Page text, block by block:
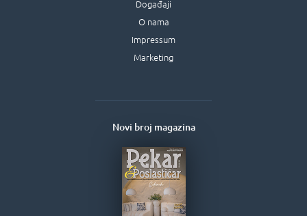
Događaji
O nama
Impressum
Marketing
Novi broj magazina